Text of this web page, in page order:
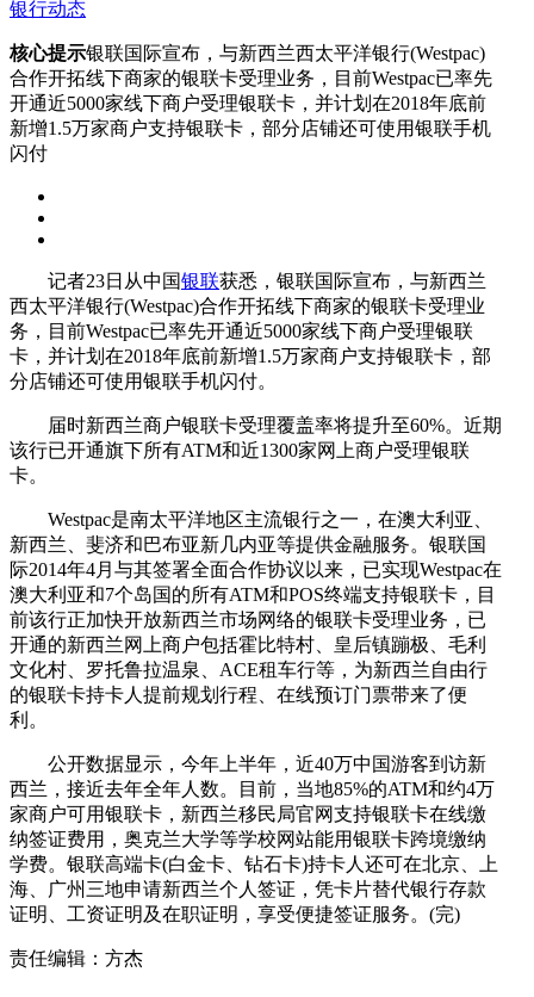
银行动态
核心提示银联国际宣布，与新西兰西太平洋银行(Westpac)
合作开拓线下商家的银联卡受理业务，目前Westpac已率先
开通近5000家线下商户受理银联卡，并计划在2018年底前
新增1.5万家商户支持银联卡，部分店铺还可使用银联手机
闪付
记者23日从中国银联获悉，银联国际宣布，与新西兰
西太平洋银行(Westpac)合作开拓线下商家的银联卡受理业
务，目前Westpac已率先开通近5000家线下商户受理银联
卡，并计划在2018年底前新增1.5万家商户支持银联卡，部
分店铺还可使用银联手机闪付。
届时新西兰商户银联卡受理覆盖率将提升至60%。近期
该行已开通旗下所有ATM和近1300家网上商户受理银联
卡。
Westpac是南太平洋地区主流银行之一，在澳大利亚、
新西兰、斐济和巴布亚新几内亚等提供金融服务。银联国
际2014年4月与其签署全面合作协议以来，已实现Westpac在
澳大利亚和7个岛国的所有ATM和POS终端支持银联卡，目
前该行正加快开放新西兰市场网络的银联卡受理业务，已
开通的新西兰网上商户包括霍比特村、皇后镇蹦极、毛利
文化村、罗托鲁拉温泉、ACE租车行等，为新西兰自由行
的银联卡持卡人提前规划行程、在线预订门票带来了便
利。
公开数据显示，今年上半年，近40万中国游客到访新
西兰，接近去年全年人数。目前，当地85%的ATM和约4万
家商户可用银联卡，新西兰移民局官网支持银联卡在线缴
纳签证费用，奥克兰大学等学校网站能用银联卡跨境缴纳
学费。银联高端卡(白金卡、钻石卡)持卡人还可在北京、上
海、广州三地申请新西兰个人签证，凭卡片替代银行存款
证明、工资证明及在职证明，享受便捷签证服务。(完)
责任编辑：方杰